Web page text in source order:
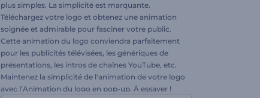
plus simples. La simplicité est marquante.
Téléchargez votre logo et obtenez une animation
soignée et admirable pour fasciner votre public.
Cette animation du logo conviendra parfaitement
pour les publicités télévisées, les génériques de
présentations, les intros de chaînes YouTube, etc.
Maintenez la simplicité de l'animation de votre logo
avec l’Animation du logo en pop-up. À essayer !